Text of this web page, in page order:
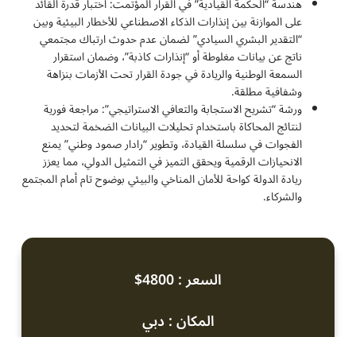
على الموازنة بين إنذارات الذكاء الاصطناعي للأخطار البيئية وبين
“التقدير البشري السيادي” لضمان عدم حدوث ارتباك مجتمعي
ناتج عن بيانات مغلوطة أو “إنذارات كاذبة”، وضمان استقرار
السمعة الوطنية والريادة في جودة القرار تحت الأزمات بنزاهة
وشفافية مطلقة.
ورشة “تشريح الاستجابة والتعافي الاستراتيجي”: مراجعة فورية
لنتائج المحاكاة باستخدام تحليلات البيانات الضخمة لتحديد
الفجوات في سلسلة القيادة، وتطوير “رادار صمود وطني” يمنع
الانحيازات الرقمية ويحقق التميز في التمثيل الدولي، مما يعزز
ريادة الدولة كواحة للأمان المناخي والبيئي بوضوح تام أمام المجتمع
والشركاء.
السعر : 4800$
المكان : دبي